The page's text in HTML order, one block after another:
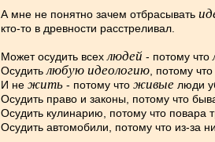
А мне не понятно зачем отбрасывать
кто-то в древности расстреливал.
Может осудить всех людей - потому что
Осудить любую идеологию , потому
И не жить - потому что живые люди
Осудить право и законы, потому что
Осудить кулинарию, потому что повара
Осудить автомобили, потому что из-за